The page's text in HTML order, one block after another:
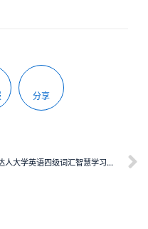
分享
词达人大学英语四级词汇智慧学习手册（第二版）